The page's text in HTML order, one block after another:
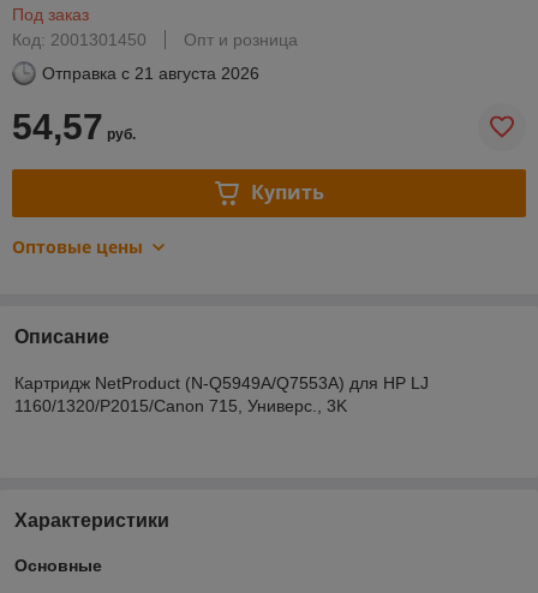
Под заказ
Код: 2001301450
Опт и розница
Отправка с 21 августа 2026
54,57 руб.
Купить
Оптовые цены
Описание
Картридж NetProduct (N-Q5949A/Q7553A) для HP LJ
1160/1320/P2015/Canon 715, Универс., 3K
Характеристики
Основные